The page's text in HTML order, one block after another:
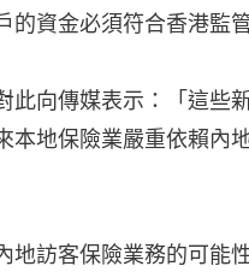
資金必須符合香港監
此向傳媒表示：「這些
本地保險業嚴重依賴內
地訪客保險業務的可能